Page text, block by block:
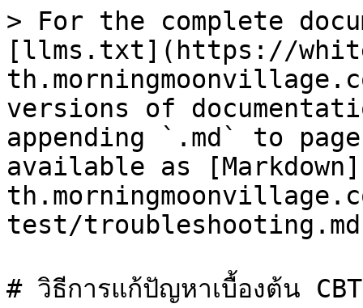
> For the complete
[llms.txt](https://
versions of
appending `.md` to
available as
test/
# วิธีการแก้ปัญหาเบื้องต้น CBT